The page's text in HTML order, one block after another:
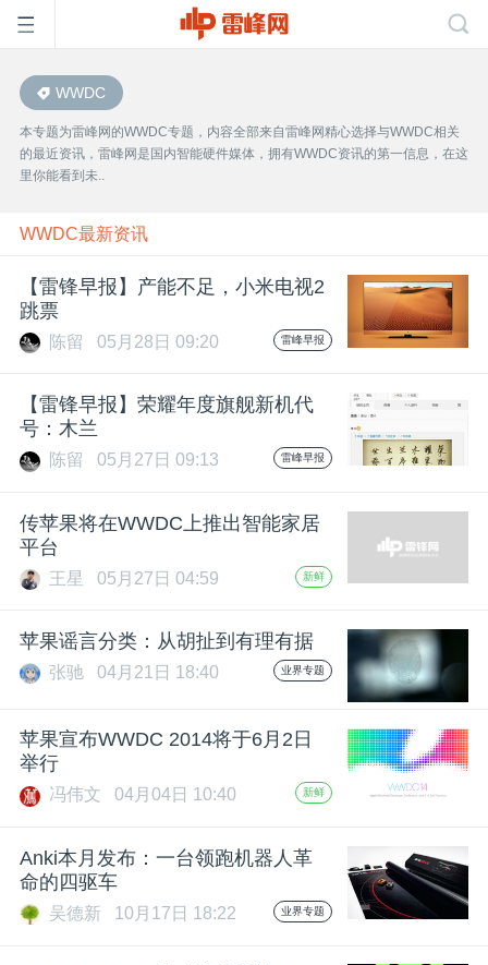
首
页
雷
峰
公
动
中
GAIR
WWDC
本专题为雷峰网的WWDC专题，内容全部来自雷峰网精心选择与WWDC相关
的最近资讯，雷峰网是国内智能硬件媒体，拥有WWDC资讯的第一信息，在这
里你能看到未..
WWDC最新资讯
【雷锋早报】产能不足，小米电视2
跳票
陈留 05月28日 09:20 雷峰早报
【雷锋早报】荣耀年度旗舰新机代
号：木兰
陈留 05月27日 09:13 雷峰早报
传苹果将在WWDC上推出智能家居
平台
王星 05月27日 04:59 新鲜
苹果谣言分类：从胡扯到有理有据
张驰 04月21日 18:40 业界专题
苹果宣布WWDC 2014将于6月2日
举行
冯伟文 04月04日 10:40 新鲜
Anki本月发布：一台领跑机器人革
命的四驱车
吴德新 10月17日 18:22 业界专题